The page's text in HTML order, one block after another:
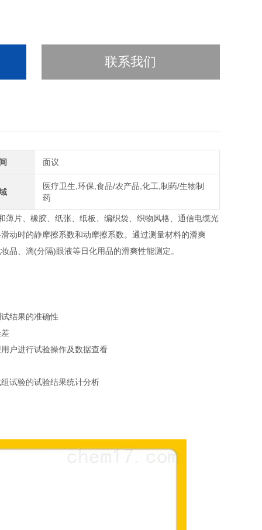
联系我们
面议
医疗卫生,环保,食品/农产品,化工,制药/生物制
药
片、橡胶、纸张、纸板、编织袋、织物风格、通信电缆光
动时的静摩擦系数和动摩擦系数。通过测量材料的滑爽
品、滴(分隔)眼液等日化用品的滑爽性能测定。
结果的准确性
户进行试验操作及数据查看
试验的试验结果统计分析